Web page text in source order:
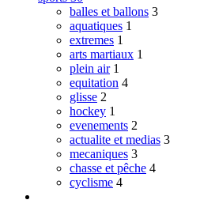
balles et ballons 3
aquatiques 1
extremes 1
arts martiaux 1
plein air 1
equitation 4
glisse 2
hockey 1
evenements 2
actualite et medias 3
mecaniques 3
chasse et pêche 4
cyclisme 4